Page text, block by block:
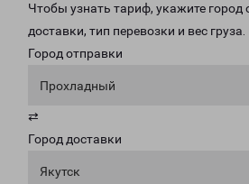
Чтобы узнать тариф, укажите город
доставки, тип перевозки и вес груза.
Город отправки
Прохладный
⇄
Город доставки
Якутск